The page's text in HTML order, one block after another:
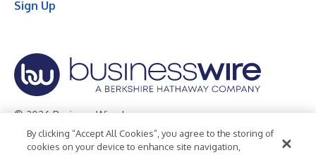
Sign Up
© 2026 Business Wire, Inc.
Privacy Policy Cookie Policy Accessibility Statement
By clicking “Accept All Cookies”, you agree to the storing of
cookies on your device to enhance site navigation,